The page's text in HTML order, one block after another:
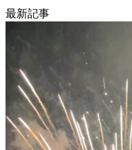
最新記事